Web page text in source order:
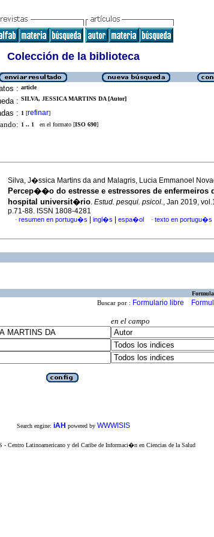
Colección de la biblioteca
: article
: SILVA, JESSICA MARTINS DA [Autor]
: 1 [refinar]
1 .. 1 en el formato [ISO 690]
Silva, J�ssica Martins da and Malagris, Lucia Emmanoel
Percep��o do estresse e estressores de enfermeiros
hospital universit�rio. Estud. pesqui. psicol., Jan 2019,
p.71-88. ISSN 1808-4281
· resumen en portugu�s ingl�s espa�ol · texto en portugu�s
Buscar por : Formulario libre
en el campo
Search engine: iAH powered by WWWISIS
- Centro Latinoamericano y del Caribe de Informaci�n en Ciencias de la Salud